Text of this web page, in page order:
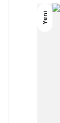
Yeni